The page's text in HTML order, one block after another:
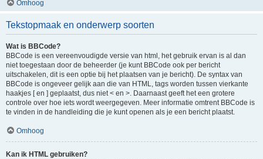
Omhoog
Tekstopmaak en onderwerp soorten
Wat is BBCode?
BBCode is een vereenvoudigde versie van html, het gebruik ervan is al dan
niet toegestaan door de beheerder (je kunt BBCode ook per bericht
uitschakelen, dit is een optie bij het plaatsen van je bericht). De syntax van
BBCode is ongeveer gelijk aan die van HTML, tags worden tussen vierkante
haakjes [ en ] geplaatst, dus niet < en >. Daarnaast geeft het een grotere
controle over hoe iets wordt weergegeven. Meer informatie omtrent BBCode is
te vinden in de handleiding die je kunt openen als je een bericht plaatst.
Omhoog
Kan ik HTML gebruiken?